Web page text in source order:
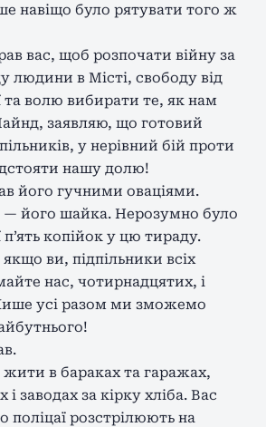
навіщо було рятувати того ж
вас, щоб розпочати війну за
людини в Місті, свободу від
та волю вибирати те, як нам
заявляю, що готовий
у нерівний бій проти
нашу долю!
його гучними оваціями.
— його шайка. Нерозумно було
п’ять копійок у цю тираду.
ви, підпільники всіх
нас, чотирнадцятих, і
усі разом ми зможемо
в бараках та гаражах,
заводах за кірку хліба. Вас
поліцаї розстрілюють на